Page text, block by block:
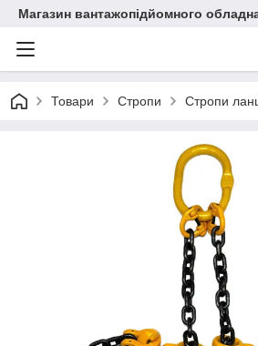
Магазин вантажопідйомного
Товари Стропи Стропи